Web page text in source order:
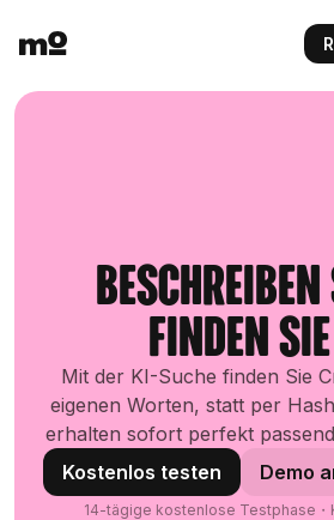
Beschreiben
Finden
Mit der KI-Suche finden Sie
eigenen Worten, statt per
erhalten sofort perfekt
Kostenlos testen
Demo
14-tägige kostenlose Testphase・